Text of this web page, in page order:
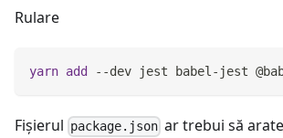
Rulare
yarn add --dev jest babel-jest
Fișierul package.json ar trebui să